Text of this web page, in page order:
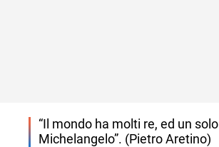
“Il mondo ha molti re, ed un solo
Michelangelo”. (Pietro Aretino)